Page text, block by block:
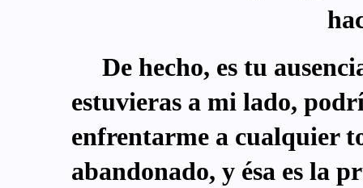
De hecho, es tu
estuvieras a mi lado,
enfrentarme a cualquier
abandonado, y ésa es la